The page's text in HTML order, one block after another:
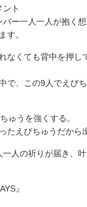
ト
バー一人一人が抱く
す。
なくても背中を押
で、この9人でえび
ゅうを強くする。
たえびちゅうだから
人の祈りが届き、叶
』